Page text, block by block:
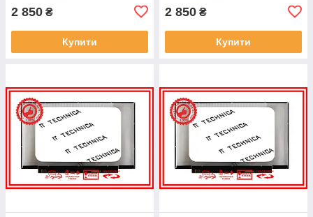
2 850 ₴
Купити
2 850 ₴
Купити